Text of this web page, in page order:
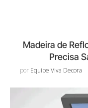
Madeira de
Precisa
por Equipe Viva Decora